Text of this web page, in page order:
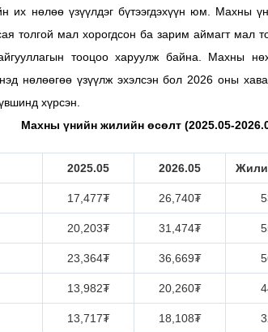
их нөлөө үзүүлдэг бүтээгдэхүүн юм. Махны
толгой мал хорогдсон ба зарим аймагт мал
тооцоо харуулж байна. Махны
нөлөөгөө үзүүлж эхэлсэн бол 2026 оны
хүрсэн.
Махны үнийн жилийн өсөлт (2025.05-
2025.05 2026.05
17,477₮ 26,740₮
20,203₮ 31,474₮
23,364₮ 36,669₮
13,982₮ 20,260₮
13,717₮ 18,108₮